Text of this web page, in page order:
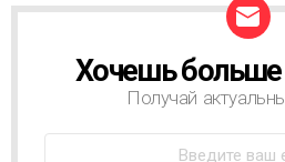
О
Хочешь больше
Получай